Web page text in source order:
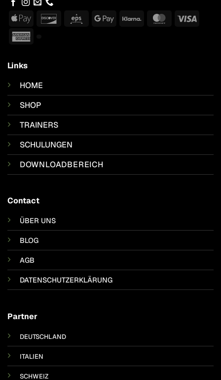
Apple
Discover Eps
GoogleKlarna MasterCard
Visa
Links
HOME
SHOP
TRAINERS
SCHULUNGEN
DOWNLOADBEREICH
Contact
ÜBER UNS
BLOG
AGB
DATENSCHUTZERKLÄRUNG
Partner
DEUTSCHLAND
ITALIEN
SCHWEIZ